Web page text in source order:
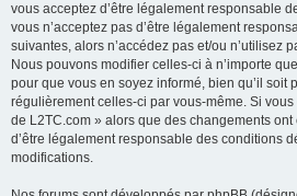
vous acceptez d’être légalement responsable
vous n’acceptez pas d’être légalement
suivantes, alors n’accédez pas et/ou n’utilisez
Nous pouvons modifier celles-ci à n’importe
pour que vous en soyez informé, bien qu’il soit
régulièrement celles-ci par vous-même. Si
de L2TC.com » alors que des changements
d’être légalement responsable des conditions
modifications.